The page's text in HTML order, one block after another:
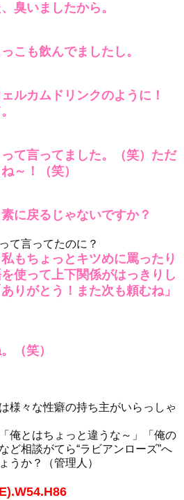
臭いましたから。
こも飲んでましたし。
ルカムドリンクのように！
って言ってました。（笑）ただ
～！（笑）
に戻るじゃないですか？
て言ってたのに？
もちょっとキツめに罵ったり
使って上下関係がはっきりし
りがとう！また次も頼むね」
（笑）
様々な性癖の持ち主がいらっしゃ
俺とはちょっと違うな～」「俺の
ど相談がてら“ラビアンローズ”へ
うか？（管理人）